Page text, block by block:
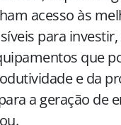
acesso às
para
que
e da
a geração de